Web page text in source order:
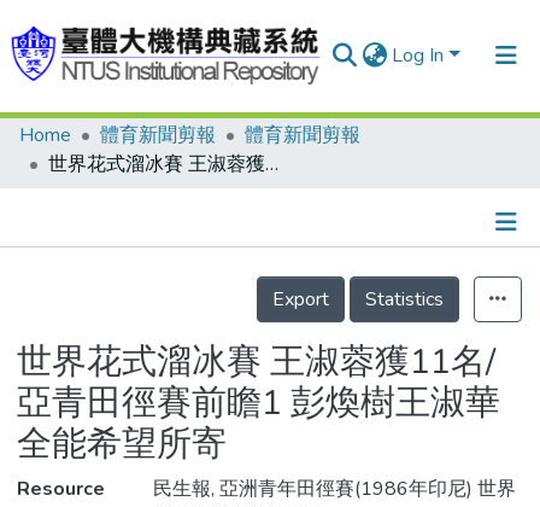
Log In
Communities & Collections
Statistics
Home 體育新聞剪報
體育新聞剪報
世界花式溜冰賽 王淑蓉獲11名/亞青田徑賽前瞻1 彭煥樹王淑華全能希望所寄
Details
Export
Statistics
世界花式溜冰賽 王淑蓉獲11名/
亞青田徑賽前瞻1 彭煥樹王淑華
全能希望所寄
Resource
民生報, 亞洲青年田徑賽(1986年印尼) 世界